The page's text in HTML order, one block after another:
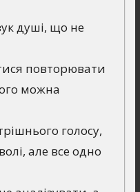
душі, що не
повторювати
можна
голосу,
але все одно